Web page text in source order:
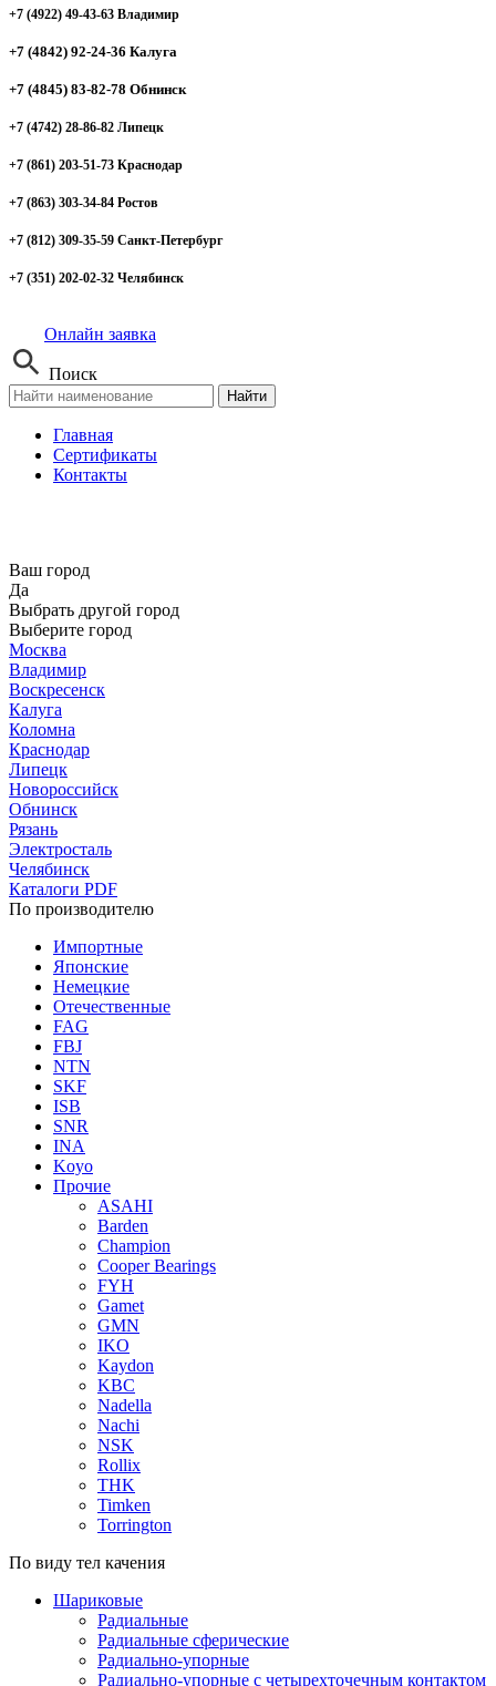
+7 (4922) 49-43-63 Владимир
+7 (4842) 92-24-36 Калуга
+7 (4845) 83-82-78 Обнинск
+7 (4742) 28-86-82 Липецк
+7 (861) 203-51-73 Краснодар
+7 (863) 303-34-84 Ростов
+7 (812) 309-35-59 Санкт-Петербург
+7 (351) 202-02-32 Челябинск
Онлайн заявка
Поиск
Найти
Главная
Сертификаты
Контакты
Ваш город
Да
Выбрать другой город
Выберите город
Москва
Владимир
Воскресенск
Калуга
Коломна
Краснодар
Липецк
Новороссийск
Обнинск
Рязань
Электросталь
Челябинск
Каталоги PDF
По производителю
Импортные
Японские
Немецкие
Отечественные
FAG
FBJ
NTN
SKF
ISB
SNR
INA
Koyo
Прочие
ASAHI
Barden
Champion
Cooper Bearings
FYH
Gamet
GMN
IKO
Kaydon
KBC
Nadella
Nachi
NSK
Rollix
THK
Timken
Torrington
По виду тел качения
Шариковые
Радиальные
Радиальные сферические
Радиально-упорные
Радиально-упорные с четырехточечным контактом